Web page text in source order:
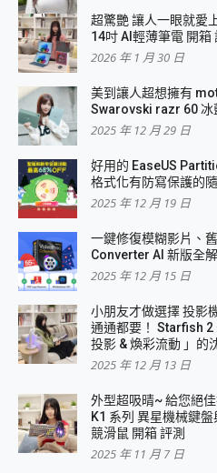
超驚艷 讓人一眼就愛
14吋 AI輕薄筆電 開箱
2026 年 1 月 30 日
美到讓人超想擁有
Swarovski razr 60 冰
2025 年 12 月 29 日
好用的 EaseUS
格式化有防寫保護的
2025 年 12 月 19 日
一鍵修復模糊影片、
Converter AI 新版全
2025 年 12 月 15 日
小朋友才做選擇 投影
通通都要！ Starfish 2
投影 & 煥彩流動 」的
2025 年 12 月 13 日
外型超吸晴~ 給您絕
K1 系列 異星機械鍵
競滑鼠 開箱 評測
2025 年 11 月 7 日